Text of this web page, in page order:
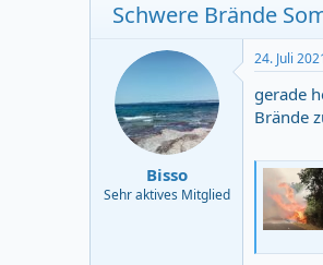
t
a
m
Schwere Brände
Bisso
Sehr aktives Mitglied
24. Juli
gerade
Brände